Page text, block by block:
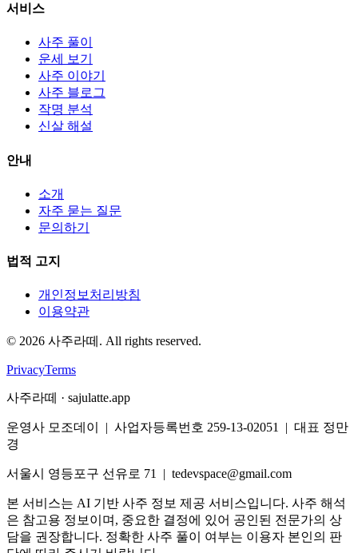
서비스
사주 풀이
운세 보기
사주 이야기
사주 블로그
작명 분석
신살 해설
안내
소개
자주 묻는 질문
문의하기
법적 고지
개인정보처리방침
이용약관
© 2026 사주라떼. All rights reserved.
PrivacyTerms
사주라떼 · sajulatte.app
운영사 모조데이 | 사업자등록번호 259-13-02051 | 대표 정만
경
서울시 영등포구 선유로 71 | tedevspace@gmail.com
본 서비스는 AI 기반 사주 정보 제공 서비스입니다. 사주 해석
은 참고용 정보이며, 중요한 결정에 있어 공인된 전문가의 상
담을 권장합니다. 정확한 사주 풀이 여부는 이용자 본인의 판